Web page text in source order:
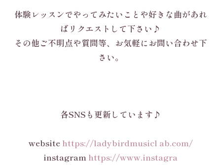
体験レッスンでやってみたいことや好きな曲があれ
ばリクエストして下さい♪
その他ご不明点や質問等、お気軽にお問い合わせ下
さい。
各SNSも更新しています♪
website https://ladybirdmusicl ab.com/
instagram https://www.instagra